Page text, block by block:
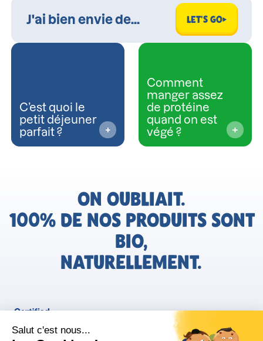
LET'S GO
C’est quoi le
petit déjeuner
parfait ?
Comment
manger assez
de protéine
quand on est
végé ?
ON OUBLIAIT.
100% DE NOS PRODUITS SONT
BIO,
NATURELLEMENT.
FR